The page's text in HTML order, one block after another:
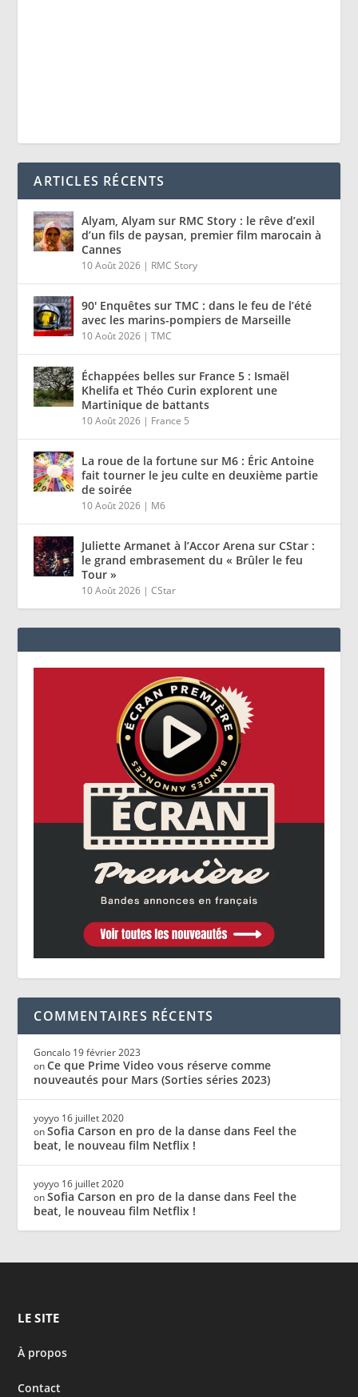
ARTICLES RÉCENTS
Alyam, Alyam sur RMC Story : le rêve d’exil
d’un fils de paysan, premier film marocain à
Cannes
10 Août 2026 | RMC Story
90′ Enquêtes sur TMC : dans le feu de l’été
avec les marins-pompiers de Marseille
10 Août 2026 |TMC
Échappées belles sur France 5 : Ismaël
Khelifa et Théo Curin explorent une
Martinique de battants
10 Août 2026 | France 5
La roue de la fortune sur M6 : Éric Antoine
fait tourner le jeu culte en deuxième partie
de soirée
10 Août 2026 | M6
Juliette Armanet à l’Accor Arena sur CStar :
le grand embrasement du « Brûler le feu
Tour »
10 Août 2026 |CStar
COMMENTAIRES RÉCENTS
Goncalo 19 février 2023
onCe que Prime Video vous réserve comme
nouveautés pour Mars (Sorties séries 2023)
yoyyo 16 juillet 2020
onSofia Carson en pro de la danse dans Feel the
beat, le nouveau film Netflix !
yoyyo 16 juillet 2020
onSofia Carson en pro de la danse dans Feel the
beat, le nouveau film Netflix !
LE SITE
À propos
Contact